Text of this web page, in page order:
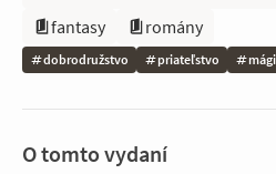
fantasy romány
dobrodružstvo priateľstvo
O tomto vydaní